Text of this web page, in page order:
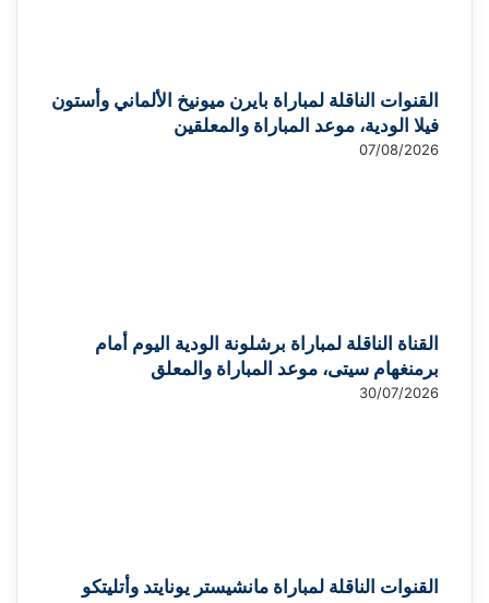
القنوات الناقلة لمباراة بايرن ميونيخ الألماني وأستون
فيلا الودية، موعد المباراة والمعلقين
07/08/2026
القناة الناقلة لمباراة برشلونة الودية اليوم أمام
برمنغهام سيتى، موعد المباراة والمعلق
30/07/2026
القنوات الناقلة لمباراة مانشيستر يونايتد وأتليتكو